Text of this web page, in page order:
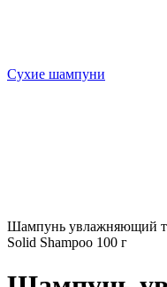
Сухие шампуни
Шампунь увлажняющий
Solid Shampoo 100 г